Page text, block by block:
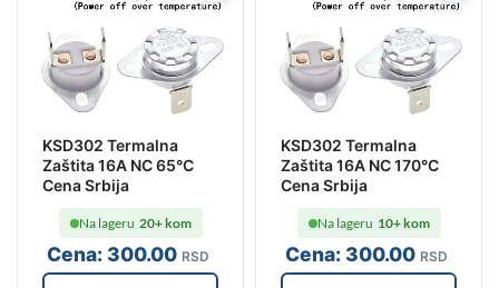
KSD302 Termalna
Zaštita 16A NC 65°C
Cena Srbija
Cena:300.00 RSD
Na lageru 20+ kom
KSD302 Termalna
Zaštita 16A NC 170°C
Cena Srbija
Cena:300.00 RSD
Na lageru 10+ kom